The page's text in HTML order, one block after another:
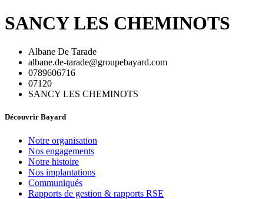
SANCY LES CHEMINOTS
Albane De Tarade
albane.de-tarade@groupebayard.com
0789606716
07120
SANCY LES CHEMINOTS
Découvrir Bayard
Notre organisation
Nos engagements
Notre histoire
Nos implantations
Communiqués
Rapports de gestion & rapports RSE